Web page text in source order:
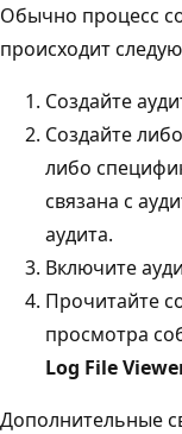
Обычно процесс
происходит
Создайте
Создайте
либо
связана с
аудита.
Включите
Прочитайте
просмотра
Log File
Дополнительные